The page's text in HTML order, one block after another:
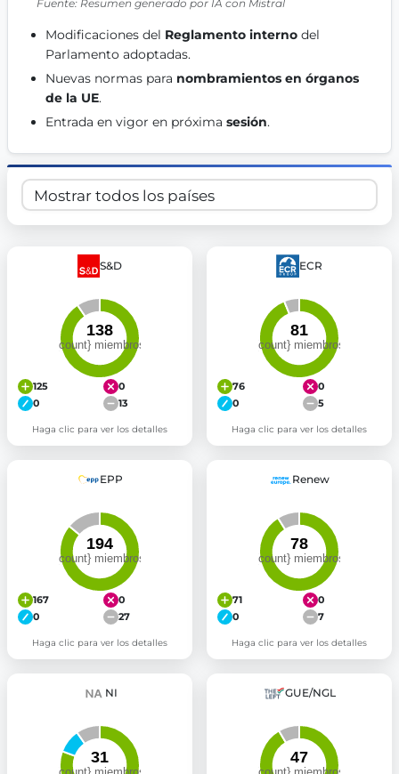
Get Involved
Become a member:Join us to advance digital democracy
Contribute your skills in technology, design,
Support democracy:Help us strengthen accountability
Fuente: Resumen generado por IA con Mistral
Modificaciones del Reglamento interno del
Parlamento adoptadas.
Nuevas normas para nombramientos en órganos
de la UE.
Entrada en vigor en próxima sesión.
S&D
125
0
0
13
Haga clic para ver los detalles
ECR
76
0
0
5
Haga clic para ver los detalles
EPP
167
0
0
27
Haga clic para ver los detalles
Renew
71
0
0
7
Haga clic para ver los detalles
NI GUE/NGL